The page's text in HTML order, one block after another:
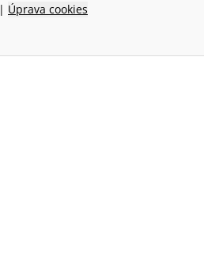
| Úprava cookies